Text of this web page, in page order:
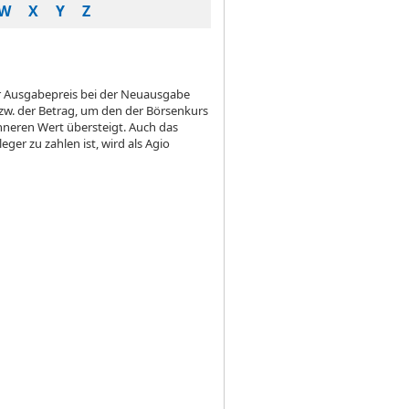
X Y Z
bei der Neuausgabe
der Betrag, um den der Börsenkurs
Wert übersteigt. Auch das
zu zahlen ist, wird als Agio